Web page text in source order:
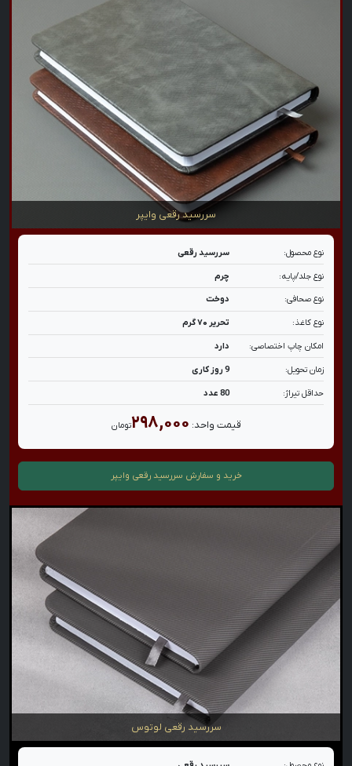
سررسید رقعی وایپر
نوع محصول: سررسید رقعی
نوع جلد/پایه: چرم
نوع صحافی: دوخت
نوع کاغذ: تحریر ۷۰ گرم
امکان چاپ اختصاصی: دارد
زمان تحویل: 9 روز کاری
حداقل تیراژ: 80 عدد
قیمت واحد: ۲۹۸,۰۰۰تومان
خرید و سفارش سررسید رقعی وایپر
سررسید رقعی لوتوس